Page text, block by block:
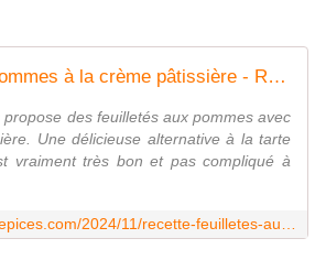
Feuilletés aux pommes à la crème pâtissière - Recette en vidéo - www.sucreetepices.com
des feuilletés aux pommes avec
Une délicieuse alternative à la tarte
vraiment très bon et pas compliqué à